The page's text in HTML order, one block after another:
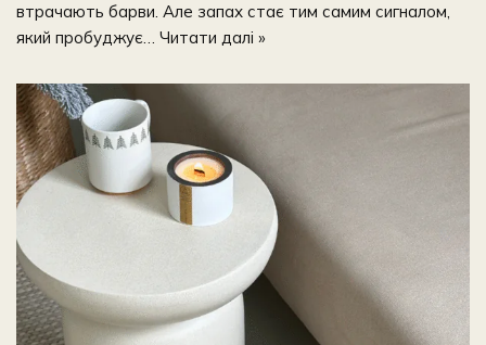
втрачають барви. Але запах стає тим самим сигналом,
який пробуджує… Читати далі »